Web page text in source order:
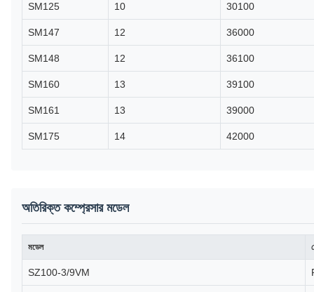
SM125 10 30100
SM147 12 36000
SM148 12 36100
SM160 13 39100
SM161 13 39000
SM175 14 42000
অতিরিক্ত কম্প্রেসার মডেল
মডেল
SZ100-3/9VM